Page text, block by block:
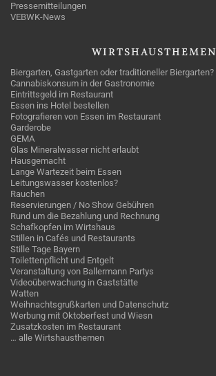
Pressemitteilungen
VEBWK-News
WIRTSHAUSTHEMEN
Biergarten, Gastgarten oder traditioneller Biergarten?
Cannabiskonsum in der Gastronomie
Eintrittsgeld im Restaurant
Essen ins Hotel bestellen
Fotografieren von Essen im Restaurant
Garderobe
GEMA
Glas Mineralwasser nicht erlaubt
Hausgemacht
Lange Wartezeit beim Essen
Leitungswasser kostenlos?
Rauchen
Reservierungen / No Show Gebühren
Rund um die Bezahlung und Rechnung
Schafkopfen im Wirtshaus
Stillen in Cafés und Restaurants
Stille Tage Bayern
Toilettenpflicht und Entgelt
Veranstaltung von Ballermann Partys
Videoüberwachung in Gaststätte
Watten
Weihnachtsgrußkarten und Datenschutz
Werbung mit Oktoberfest und Wiesn
Zusatzkosten im Restaurant
… alle Wirtshausthemen